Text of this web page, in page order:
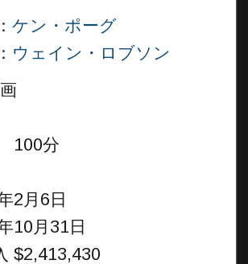
ケン・ポーグ
ウェイン・ロブソン
100分
2月6日
10月31日
$2,413,430